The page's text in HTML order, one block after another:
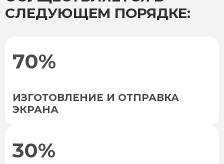
СЛЕДУЮЩЕМ ПОРЯДКЕ:
70%
ИЗГОТОВЛЕНИЕ И ОТПРАВКА
ЭКРАНА
30%